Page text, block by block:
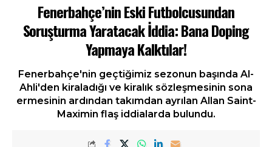
Fenerbahçe’nin Eski Futbolcusundan
Soruşturma Yaratacak İddia: Bana Doping
Yapmaya Kalktılar!
Fenerbahçe'nin geçtiğimiz sezonun başında Al-
Ahli'den kiraladığı ve kiralık sözleşmesinin sona
ermesinin ardından takımdan ayrılan Allan Saint-
Maximin flaş iddialarda bulundu.